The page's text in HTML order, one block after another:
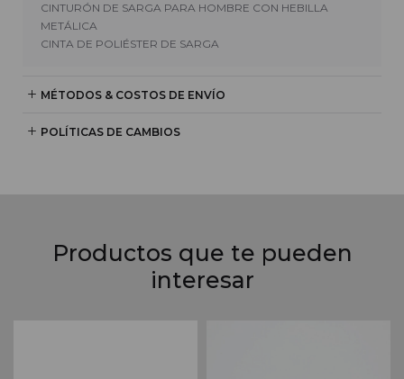
CINTURÓN DE SARGA PARA HOMBRE CON HEBILLA
METÁLICA
CINTA DE POLIÉSTER DE SARGA
MÉTODOS & COSTOS DE ENVÍO
POLÍTICAS DE CAMBIOS
Productos que te pueden
interesar